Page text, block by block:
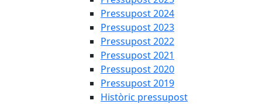
Pressupost 2024
Pressupost 2023
Pressupost 2022
Pressupost 2021
Pressupost 2020
Pressupost 2019
Històric pressupost